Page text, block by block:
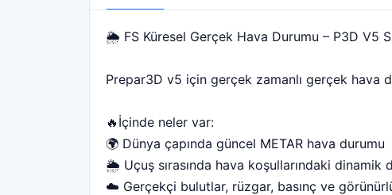
Açıklama
🌦 FS Küresel Gerçek Hava Durumu – P3D V5
Prepar3D v5 için gerçek zamanlı gerçek hava
🔥İçinde neler var:
🌍 Dünya çapında güncel METAR hava durumu
🌦 Uçuş sırasında hava koşullarındaki dinamik
☁️ Gerçekçi bulutlar, rüzgar, basınç ve